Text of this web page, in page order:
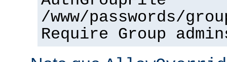
/www/passwords/
Require Group